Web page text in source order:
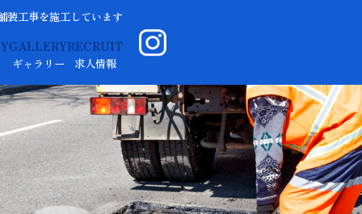
装工事を施工しています
GALLERY
ギャラリー
RECRUIT
求人情報